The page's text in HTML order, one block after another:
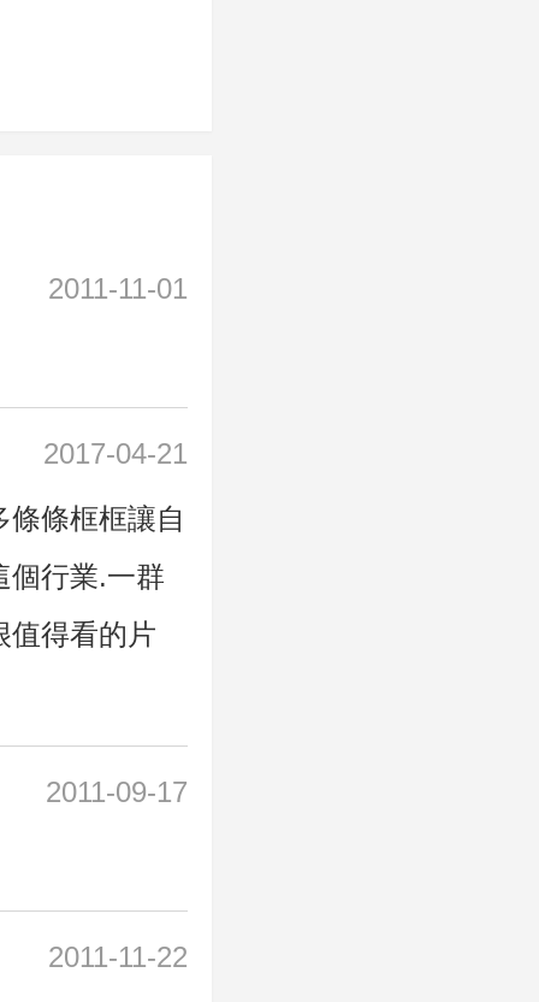
2011-11-01
2017-04-21
條框框讓自
個行業.一群
值得看的片
2011-09-17
2011-11-22